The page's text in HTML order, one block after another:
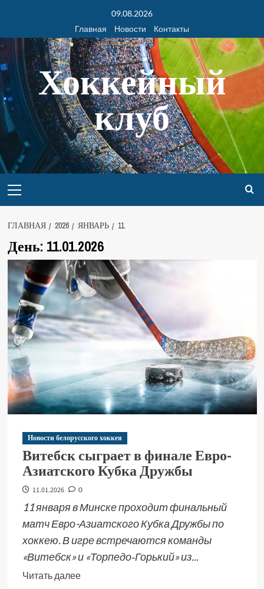
09.08.2026
Главная
Новости Контакты
Хоккейный
клуб
ГЛАВНАЯ 2026 ЯНВАРЬ 11
День: 11.01.2026
Новости белорусского хоккея
Витебск сыграет в финале Евро-
Азиатского Кубка Дружбы
11.01.2026 0
11 января в Минске проходит финальный
матч Евро-Азиатского Кубка Дружбы по
хоккею. В игре встречаются команды
«Витебск» и «Торпедо‑Горький» из...
Читать далее